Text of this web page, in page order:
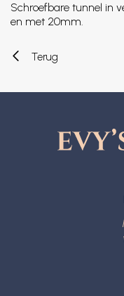
Schroefbare tunnel in
en met 20mm.
Terug